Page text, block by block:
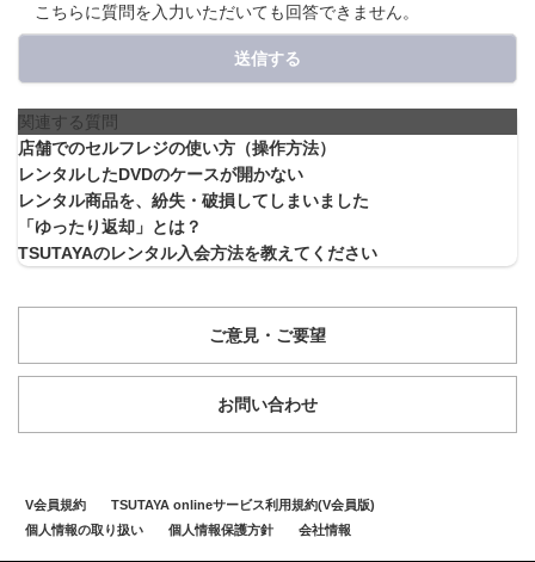
こちらに質問を入力いただいても回答できません。
送信する
関連する質問
店舗でのセルフレジの使い方（操作方法）
レンタルしたDVDのケースが開かない
レンタル商品を、紛失・破損してしまいました
「ゆったり返却」とは？
TSUTAYAのレンタル入会方法を教えてください
ご意見・ご要望
お問い合わせ
V会員規約
TSUTAYA onlineサービス利用規約(V会員版)
個人情報の取り扱い
個人情報保護方針 会社情報